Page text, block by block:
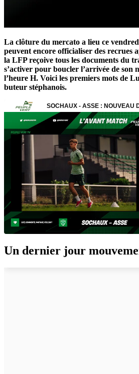
La clôture du mercato a lieu ce
peuvent encore officialiser des recrues
la LFP reçoive tous les documents du
s’activer pour boucler l’arrivée de son
l’heure H. Voici les premiers mots de
buteur stéphanois.
Un dernier jour